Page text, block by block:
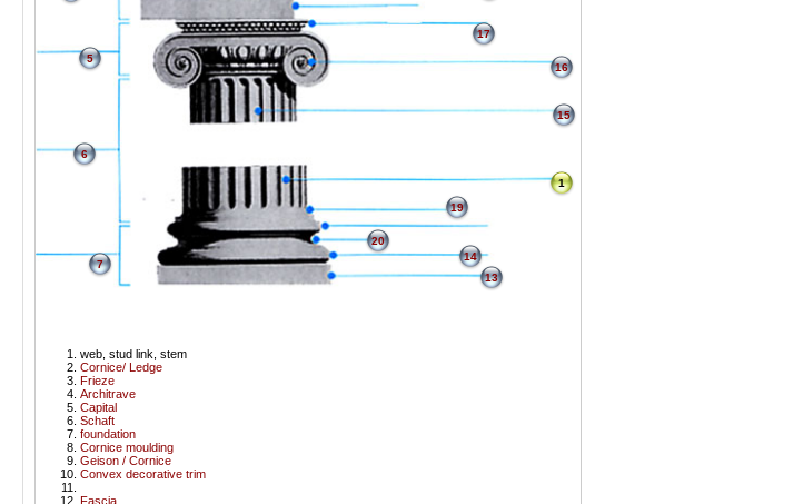
1
web, stud link, stem
Cornice/ Ledge
Frieze
Architrave
Capital
5
Schaft
6
foundation
7
Cornice moulding
Geison / Cornice
Convex decorative trim
Fascia
13
14
15
16
17
19
20